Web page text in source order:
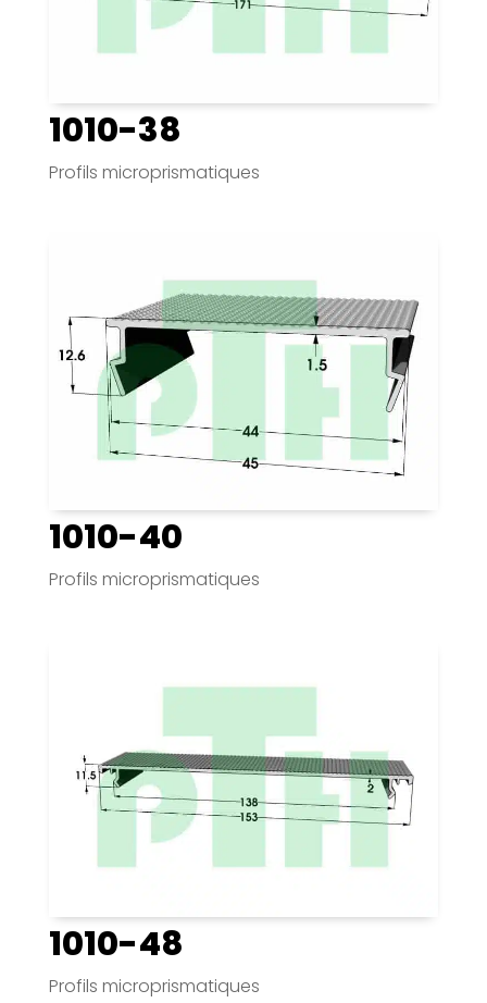
1010-38
Profils microprismatiques
1010-40
Profils microprismatiques
1010-48
Profils microprismatiques